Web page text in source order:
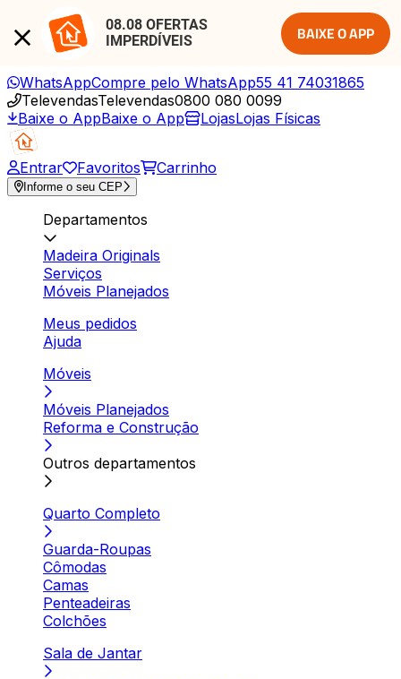
08.08 OFERTAS
IMPERDÍVEIS
BAIXE O APP
WhatsAppCompre pelo WhatsApp55 41 74031865
TelevendasTelevendas0800 080 0099
Baixe o AppBaixe o App LojasLojas Físicas
Entrar Favoritos Carrinho
Informe o seu CEP
Departamentos
Madeira Originals
Serviços
Móveis Planejados
Meus pedidos
Ajuda
Móveis
Móveis Planejados
Reforma e Construção
Outros departamentos
Quarto Completo
Guarda-Roupas
Cômodas
Camas
Penteadeiras
Colchões
Sala de Jantar